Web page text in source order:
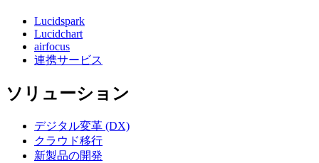
Lucidspark
Lucidchart
airfocus
連携サービス
ソリューション
デジタル変革 (DX)
クラウド移行
新製品の開発